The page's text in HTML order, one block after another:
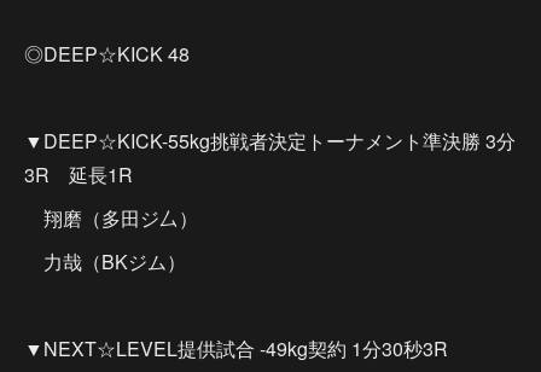
◎DEEP☆KICK 48
▼DEEP☆KICK-55kg挑戦者決定トーナメント準決勝 3分
3R 延長1R
翔磨（多田ジ厶）
力哉（BKジム）
▼NEXT☆LEVEL提供試合 -49kg契約 1分30秒3R